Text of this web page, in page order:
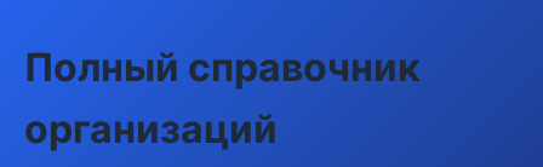
Полный справочник
организаций